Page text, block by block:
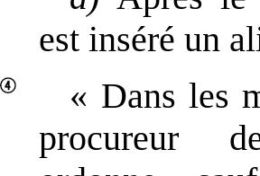
est inséré un
« Dans les
procureur